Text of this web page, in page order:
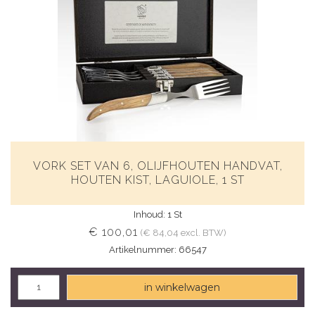
VORK SET VAN 6, OLIJFHOUTEN HANDVAT,
HOUTEN KIST, LAGUIOLE, 1 ST
Inhoud: 1 St
€ 100,01 (€ 84,04 excl. BTW)
Artikelnummer: 66547
in winkelwagen